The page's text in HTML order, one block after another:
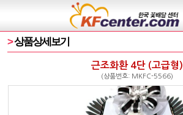
>상품상세보기
근조화환 4단 (고급형)
(상품번호: MKFC-5566)